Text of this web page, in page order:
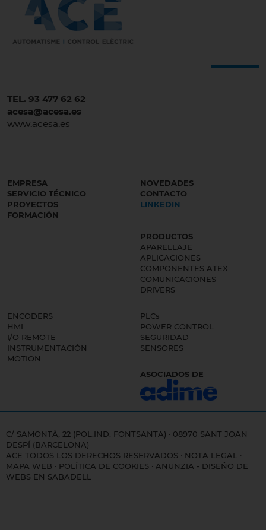
TEL. 93 477 62 62
acesa@acesa.es
www.acesa.es
EMPRESA
SERVICIO TÉCNICO
PROYECTOS
FORMACIÓN
NOVEDADES
CONTACTO
LINKEDIN
PRODUCTOS
APARELLAJE
APLICACIONES
COMPONENTES ATEX
COMUNICACIONES
DRIVERS
ENCODERS
HMI
I/O REMOTE
INSTRUMENTACIÓN
MOTION
PLCs
POWER CONTROL
SEGURIDAD
SENSORES
ASOCIADOS DE
C/ SAMONTÀ, 22 (POL.IND. FONTSANTA) · 08970 SANT JOAN
DESPÍ (BARCELONA)
ACE TODOS LOS DERECHOS RESERVADOS · NOTA LEGAL
·
MAPA WEB · POLÍTICA DE COOKIES · ANUNZIA - DISEÑO DE
WEBS EN SABADELL